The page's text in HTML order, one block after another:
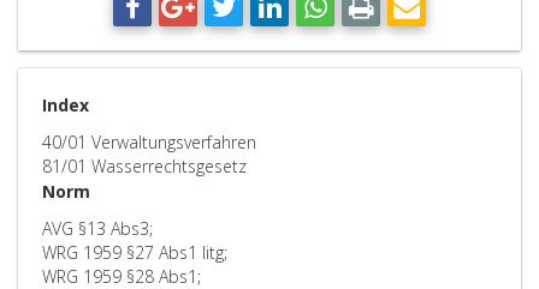
Index
40/01 Verwaltungsverfahren
81/01 Wasserrechtsgesetz
Norm
AVG §13 Abs3;
WRG 1959 §27 Abs1 litg;
WRG 1959 §28 Abs1;